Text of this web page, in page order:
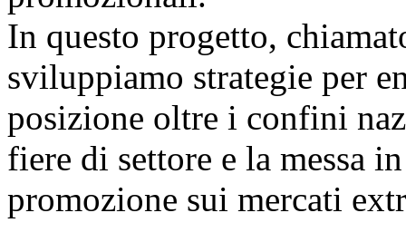
In questo progetto,
sviluppiamo strategie per
posizione oltre i confini
fiere di settore e la messa
promozione sui mercati